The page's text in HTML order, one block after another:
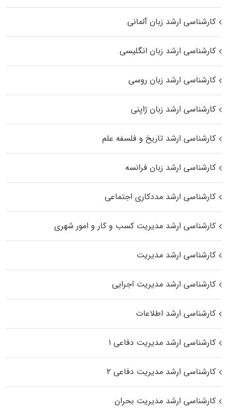
کارشناسی ارشد زبان آلمانی
کارشناسی ارشد زبان انگلیسی
کارشناسی ارشد زبان روسی
کارشناسی ارشد زبان ژاپنی
کارشناسی ارشد تاریخ و فلسفه علم
کارشناسی ارشد زبان فرانسه
کارشناسی ارشد مددکاری اجتماعی
کارشناسی ارشد مدیریت کسب و کار و امور شهری
کارشناسی ارشد مدیریت
کارشناسی ارشد مدیریت اجرایی
کارشناسی ارشد اطلاعات
کارشناسی ارشد مدیریت دفاعی ۱
کارشناسی ارشد مدیریت دفاعی ۲
کارشناسی ارشد مدیریت بحران